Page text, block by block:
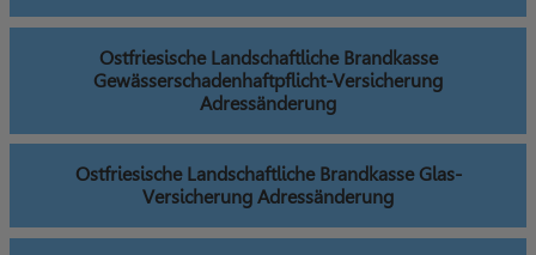
Ostfriesische Landschaftliche Brandkasse
Gewässerschadenhaftpflicht-Versicherung
Adressänderung
Ostfriesische Landschaftliche Brandkasse Glas-
Versicherung Adressänderung